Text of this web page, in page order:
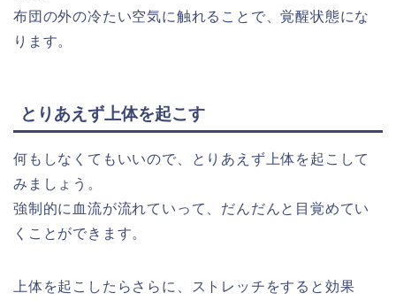
布団の外の冷たい空気に触れることで、覚醒状態にな
ります。
とりあえず上体を起こす
何もしなくてもいいので、とりあえず上体を起こして
みましょう。
強制的に血流が流れていって、だんだんと目覚めてい
くことができます。
上体を起こしたらさらに、ストレッチをすると効果